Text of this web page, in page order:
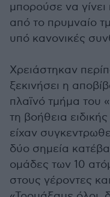
μπορούσε να
από το πρυμναίο
υπό κανονικές
Χρειάστηκαν
ξεκινήσει η
πλαϊνό τμήμα του
τη βοήθεια
είχαν
δύο σημεία
ομάδες των 10
στους γέροντες